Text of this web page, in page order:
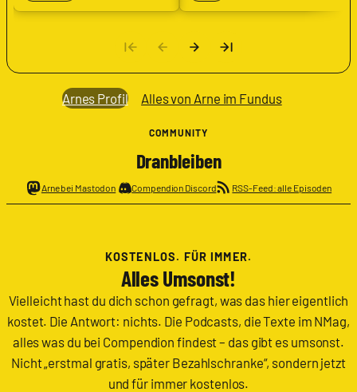
Arnes Profil Alles von Arne im Fundus
COMMUNITY
Dranbleiben
Arne bei Mastodon Compendion Discord RSS-Feed: alle Episoden
KOSTENLOS. FÜR IMMER.
Alles Umsonst!
Vielleicht hast du dich schon gefragt, was das hier eigentlich
kostet. Die Antwort: nichts. Die Podcasts, die Texte im NMag,
alles was du bei Compendion findest – das gibt es umsonst.
Nicht „erstmal gratis, später Bezahlschranke“, sondern jetzt
und für immer kostenlos.